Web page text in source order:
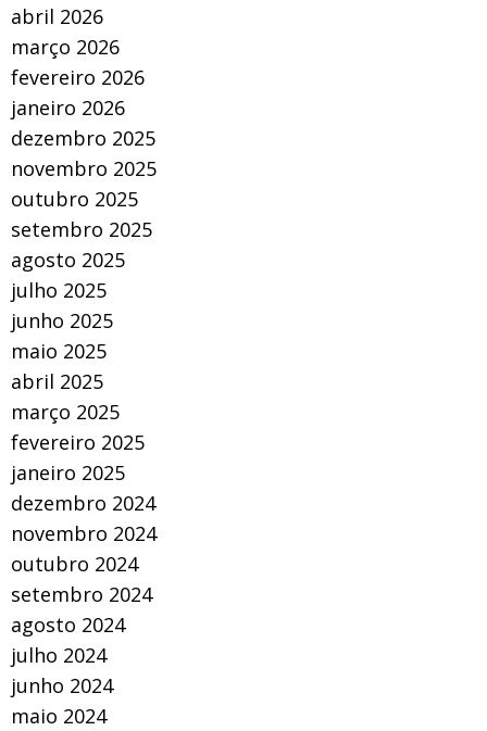
abril 2026
março 2026
fevereiro 2026
janeiro 2026
dezembro 2025
novembro 2025
outubro 2025
setembro 2025
agosto 2025
julho 2025
junho 2025
maio 2025
abril 2025
março 2025
fevereiro 2025
janeiro 2025
dezembro 2024
novembro 2024
outubro 2024
setembro 2024
agosto 2024
julho 2024
junho 2024
maio 2024